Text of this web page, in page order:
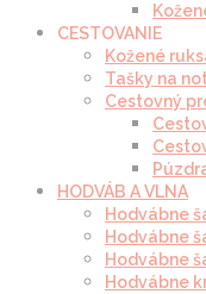
CESTOVANIE
Kožené
Tašky na
Cestovný
HODVÁB A VLNA
Hodvábne
Hodvábne
Hodvábne
Hodvábne